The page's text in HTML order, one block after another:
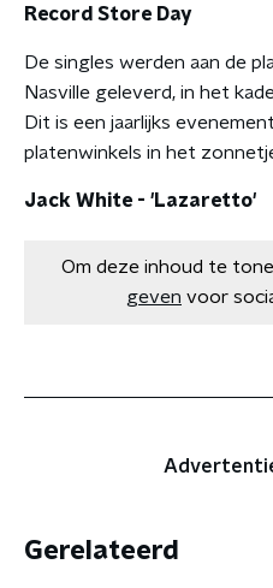
Record Store Day
De singles werden aan de
Nasville geleverd, in het
Dit is een jaarlijks
platenwinkels in het
Jack White - 'Lazaretto'
Om deze inhoud te
geven voor
Gerelateerd